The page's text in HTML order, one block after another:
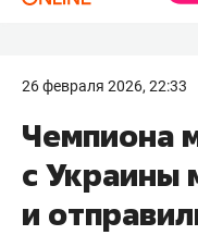
26 февраля 2026, 22:33
Чемпиона
с Украины
и